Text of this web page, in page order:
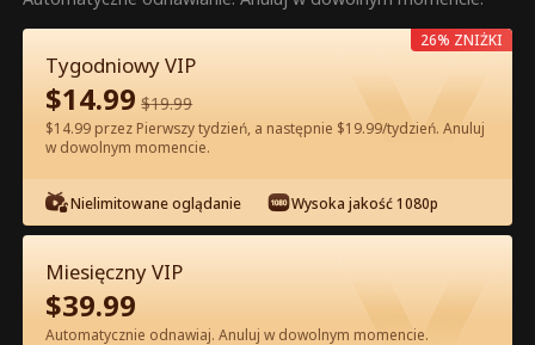
aby oglądać.
60Odblokuj teraz
Oglądaj za darmo w Apce
Tygodniowy VIP
$14.99 $19.99
$14.99 przez Pierwszy tydzień, a następnie $19.99/tydzień. Anuluj
w dowolnym momencie.
Nielimitowane oglądanie Wysoka jakość 1080p
26% ZNIŻKI
Miesięczny VIP
$39.99
Automatycznie odnawiaj. Anuluj w dowolnym momencie.